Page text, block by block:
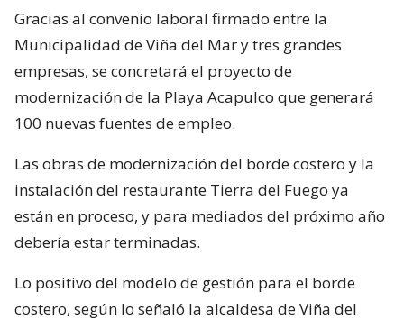
Gracias al convenio laboral firmado entre la
Municipalidad de Viña del Mar y tres grandes
empresas, se concretará el proyecto de
modernización de la Playa Acapulco que generará
100 nuevas fuentes de empleo.
Las obras de modernización del borde costero y la
instalación del restaurante Tierra del Fuego ya
están en proceso, y para mediados del próximo año
debería estar terminadas.
Lo positivo del modelo de gestión para el borde
costero, según lo señaló la alcaldesa de Viña del